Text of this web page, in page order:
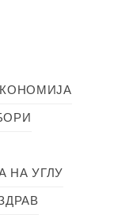
НА УГЛУ